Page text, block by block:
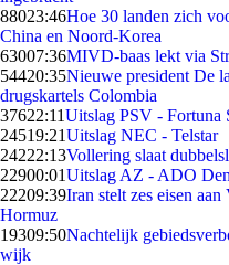
88023:46Hoe 30 landen zich
China en Noord-Korea
63007:36MIVD-baas lekt via
54420:35Nieuwe president De
drugskartels Colombia
37622:11Uitslag PSV - Fortuna
24519:21Uitslag NEC - Telstar
24222:13Vollering slaat
22900:01Uitslag AZ - ADO
22209:39Iran stelt zes eisen
Hormuz
19309:50Nachtelijk
wijk